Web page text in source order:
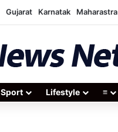
Gujarat Karnatak Maharastra
Sport Lifestyle ≡